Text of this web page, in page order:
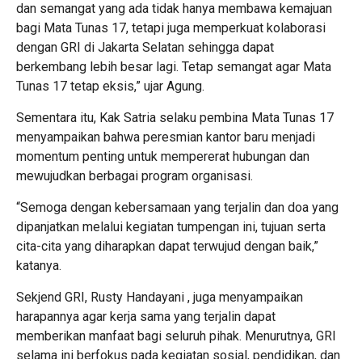
dan semangat yang ada tidak hanya membawa kemajuan
bagi Mata Tunas 17, tetapi juga memperkuat kolaborasi
dengan GRI di Jakarta Selatan sehingga dapat
berkembang lebih besar lagi. Tetap semangat agar Mata
Tunas 17 tetap eksis,” ujar Agung.
Sementara itu, Kak Satria selaku pembina Mata Tunas 17
menyampaikan bahwa peresmian kantor baru menjadi
momentum penting untuk mempererat hubungan dan
mewujudkan berbagai program organisasi.
“Semoga dengan kebersamaan yang terjalin dan doa yang
dipanjatkan melalui kegiatan tumpengan ini, tujuan serta
cita-cita yang diharapkan dapat terwujud dengan baik,”
katanya.
Sekjend GRI, Rusty Handayani , juga menyampaikan
harapannya agar kerja sama yang terjalin dapat
memberikan manfaat bagi seluruh pihak. Menurutnya, GRI
selama ini berfokus pada kegiatan sosial, pendidikan, dan